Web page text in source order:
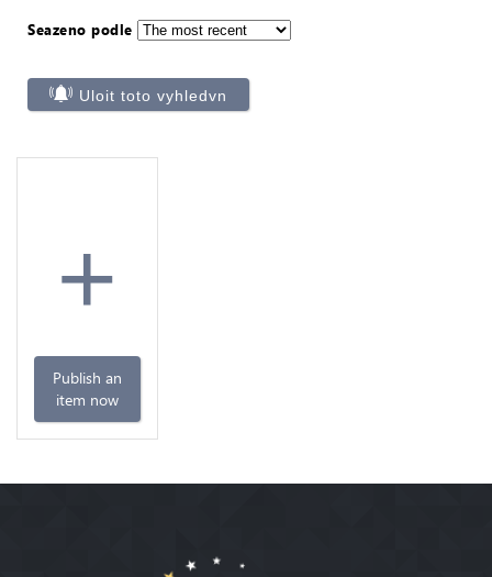
Seazeno podle
Uloit toto vyhledvn
+
Publish an
item now